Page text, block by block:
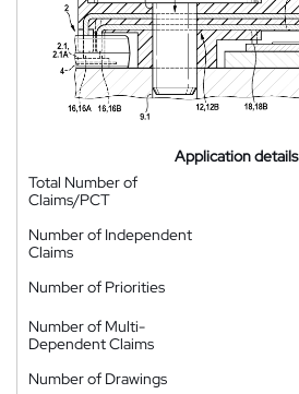
Application details
Total Number of
Claims/PCT
Number of Independent
Claims
Number of Priorities
Number of Multi-
Dependent Claims
Number of Drawings